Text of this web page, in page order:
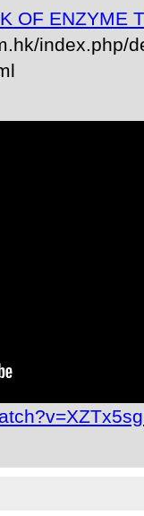
OF ENZYME
index.php/